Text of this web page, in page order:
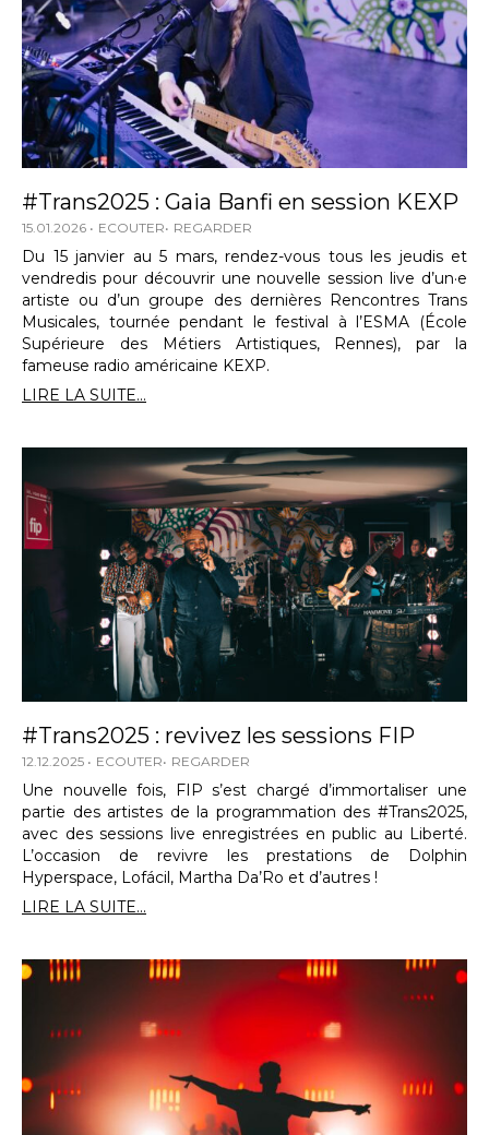
#Trans2025 : Gaia Banfi en session KEXP
15.01.2026 ECOUTER REGARDER
Du 15 janvier au 5 mars, rendez-vous tous les jeudis et
vendredis pour découvrir une nouvelle session live d’un·e
artiste ou d’un groupe des dernières Rencontres Trans
Musicales, tournée pendant le festival à l’ESMA (École
Supérieure des Métiers Artistiques, Rennes), par la
fameuse radio américaine KEXP.
LIRE LA SUITE...
#Trans2025 : revivez les sessions FIP
12.12.2025 ECOUTER REGARDER
Une nouvelle fois, FIP s’est chargé d’immortaliser une
partie des artistes de la programmation des #Trans2025,
avec des sessions live enregistrées en public au Liberté.
L’occasion de revivre les prestations de Dolphin
Hyperspace, Lofácil, Martha Da’Ro et d’autres !
LIRE LA SUITE...